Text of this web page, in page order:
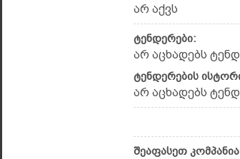
არ აქვს
ტენდერები:
არ აცხადებს
ტენდერების
არ აცხადებს
შეაფასეთ